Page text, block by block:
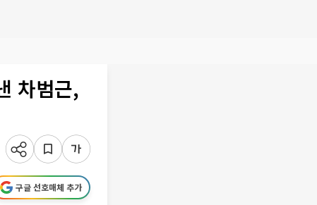
차범근,
구글 선호매체 추가